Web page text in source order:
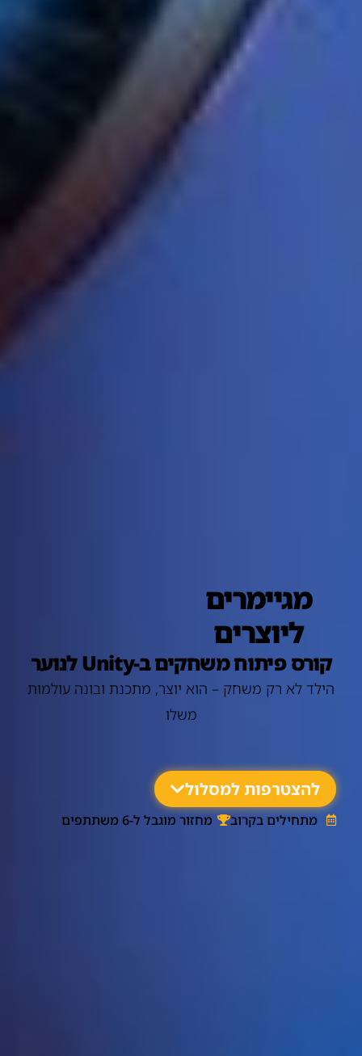
מגיימרים
ליוצרים
קורס פיתוח משחקים ב-Unity לנוער
הילד לא רק משחק – הוא יוצר, מתכנת ובונה עולמות
משלו
להצטרפות למסלול
מתחילים בקרוב מחזור מוגבל ל-6 משתתפים